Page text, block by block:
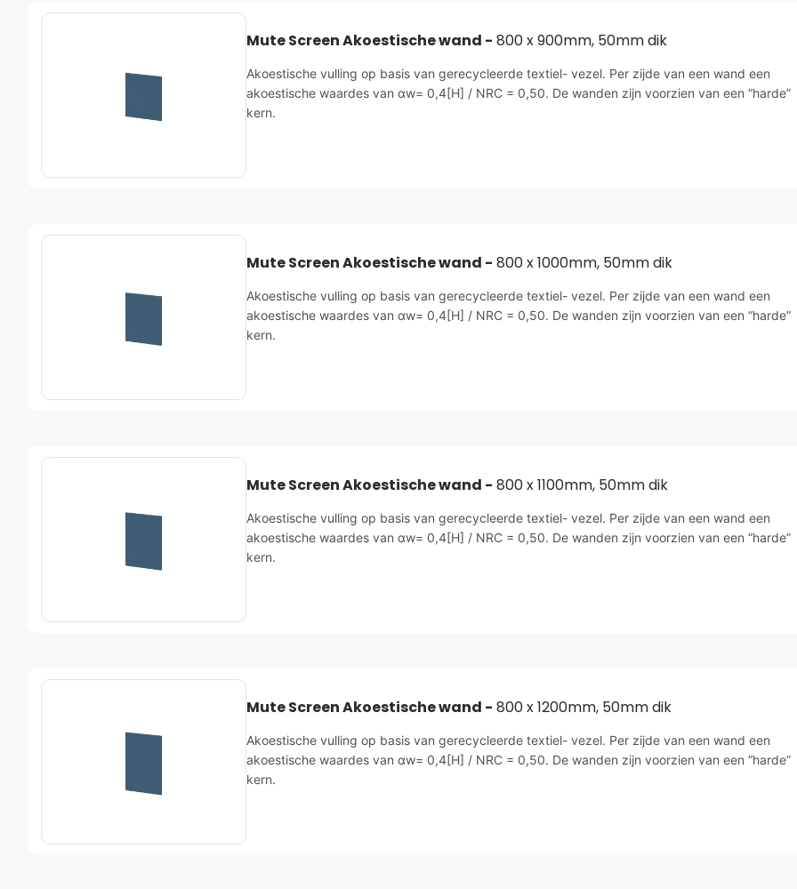
Mute Screen Akoestische wand - 800 x 900mm, 50mm dik
Akoestische vulling op basis van gerecycleerde textiel- vezel. Per zijde van een wand een
akoestische waardes van αw= 0,4[H] / NRC = 0,50. De wanden zijn voorzien van een “harde”
kern.
Mute Screen Akoestische wand - 800 x 1000mm, 50mm dik
Akoestische vulling op basis van gerecycleerde textiel- vezel. Per zijde van een wand een
akoestische waardes van αw= 0,4[H] / NRC = 0,50. De wanden zijn voorzien van een “harde”
kern.
Mute Screen Akoestische wand - 800 x 1100mm, 50mm dik
Akoestische vulling op basis van gerecycleerde textiel- vezel. Per zijde van een wand een
akoestische waardes van αw= 0,4[H] / NRC = 0,50. De wanden zijn voorzien van een “harde”
kern.
Mute Screen Akoestische wand - 800 x 1200mm, 50mm dik
Akoestische vulling op basis van gerecycleerde textiel- vezel. Per zijde van een wand een
akoestische waardes van αw= 0,4[H] / NRC = 0,50. De wanden zijn voorzien van een “harde”
kern.